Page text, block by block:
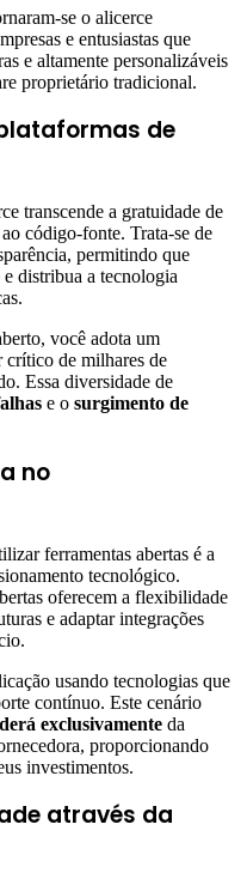
se o alicerce
e entusiastas que
e altamente personalizáveis
proprietário tradicional.
de
transcende a gratuidade de
código-fonte. Trata-se de
permitindo que
distribua a tecnologia
você adota um
crítico de milhares de
Essa diversidade de
e o surgimento de
no
ferramentas abertas é a
tecnológico.
oferecem a flexibilidade
e adaptar integrações
usando tecnologias que
contínuo. Este cenário
exclusivamente da
proporcionando
investimentos.
através da